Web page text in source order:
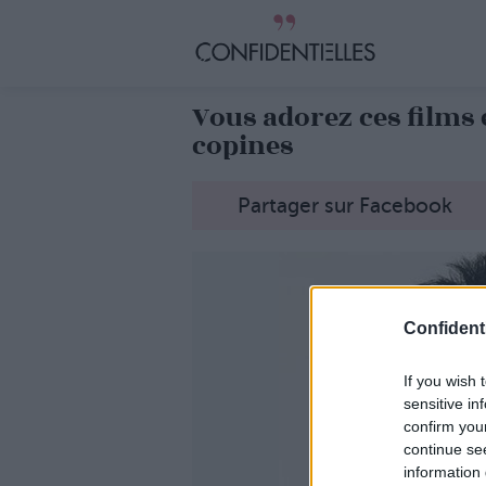
If you wish
sensitive
confirm
continue
information
Vous adorez ces films
copines
Partager sur Facebook